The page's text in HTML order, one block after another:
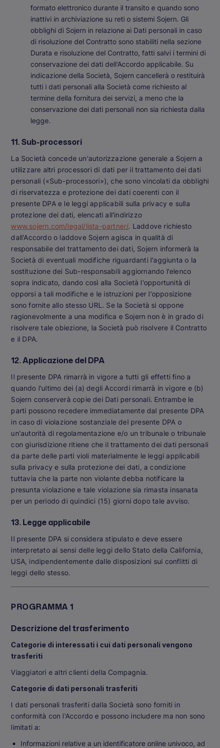
formato elettronico durante il transito e quando sono
inattivi in archiviazione su reti o sistemi Sojern. Gli
obblighi di Sojern in relazione ai Dati personali in caso
di risoluzione del Contratto sono stabiliti nella sezione
Durata e risoluzione del Contratto, fatti salvi i termini di
conservazione dei dati dell'Accordo applicabile. Su
indicazione della Società, Sojern cancellerà o restituirà
tutti i dati personali alla Società come richiesto al
termine della fornitura dei servizi, a meno che la
conservazione dei dati personali non sia richiesta dalla
legge.
11. Sub-processori
La Società concede un'autorizzazione generale a Sojern a
utilizzare altri processori di dati per il trattamento dei dati
personali («Sub-processori»), che sono vincolati da obblighi
di riservatezza e protezione dei dati coerenti con il
presente DPA e le leggi applicabili sulla privacy e sulla
protezione dei dati, elencati all'indirizzo
www.sojern.com/legal/lista-partner/. Laddove richiesto
dall'Accordo o laddove Sojern agisca in qualità di
responsabile del trattamento dei dati, Sojern informerà la
Società di eventuali modifiche riguardanti l'aggiunta o la
sostituzione dei Sub-responsabili aggiornando l'elenco
sopra indicato, dando così alla Società l'opportunità di
opporsi a tali modifiche e le istruzioni per l'opposizione
sono fornite allo stesso URL. Se la Società si oppone
ragionevolmente a una modifica e Sojern non è in grado di
risolvere tale obiezione, la Società può risolvere il Contratto
e il DPA.
12. Applicazione del DPA
Il presente DPA rimarrà in vigore a tutti gli effetti fino a
quando l'ultimo dei (a) degli Accordi rimarrà in vigore e (b)
Sojern conserverà copie dei Dati personali. Entrambe le
parti possono recedere immediatamente dal presente DPA
in caso di violazione sostanziale del presente DPA o
un'autorità di regolamentazione e/o un tribunale o tribunale
con giurisdizione ritiene che il trattamento dei dati personali
da parte delle parti violi materialmente le leggi applicabili
sulla privacy e sulla protezione dei dati, a condizione
tuttavia che la parte non violante debba notificare la
presunta violazione e tale violazione sia rimasta insanata
per un periodo di quindici (15) giorni dopo tale avviso.
13. Legge applicabile
Il presente DPA si considera stipulato e deve essere
interpretato ai sensi delle leggi dello Stato della California,
USA, indipendentemente dalle disposizioni sui conflitti di
leggi dello stesso.
PROGRAMMA 1
Descrizione del trasferimento
Categorie di interessati i cui dati personali vengono
trasferiti
Viaggiatori e altri clienti della Compagnia.
Categorie di dati personali trasferiti
I dati personali trasferiti dalla Società sono forniti in
conformità con l'Accordo e possono includere ma non sono
limitati a:
Informazioni relative a un identificatore online univoco, ad